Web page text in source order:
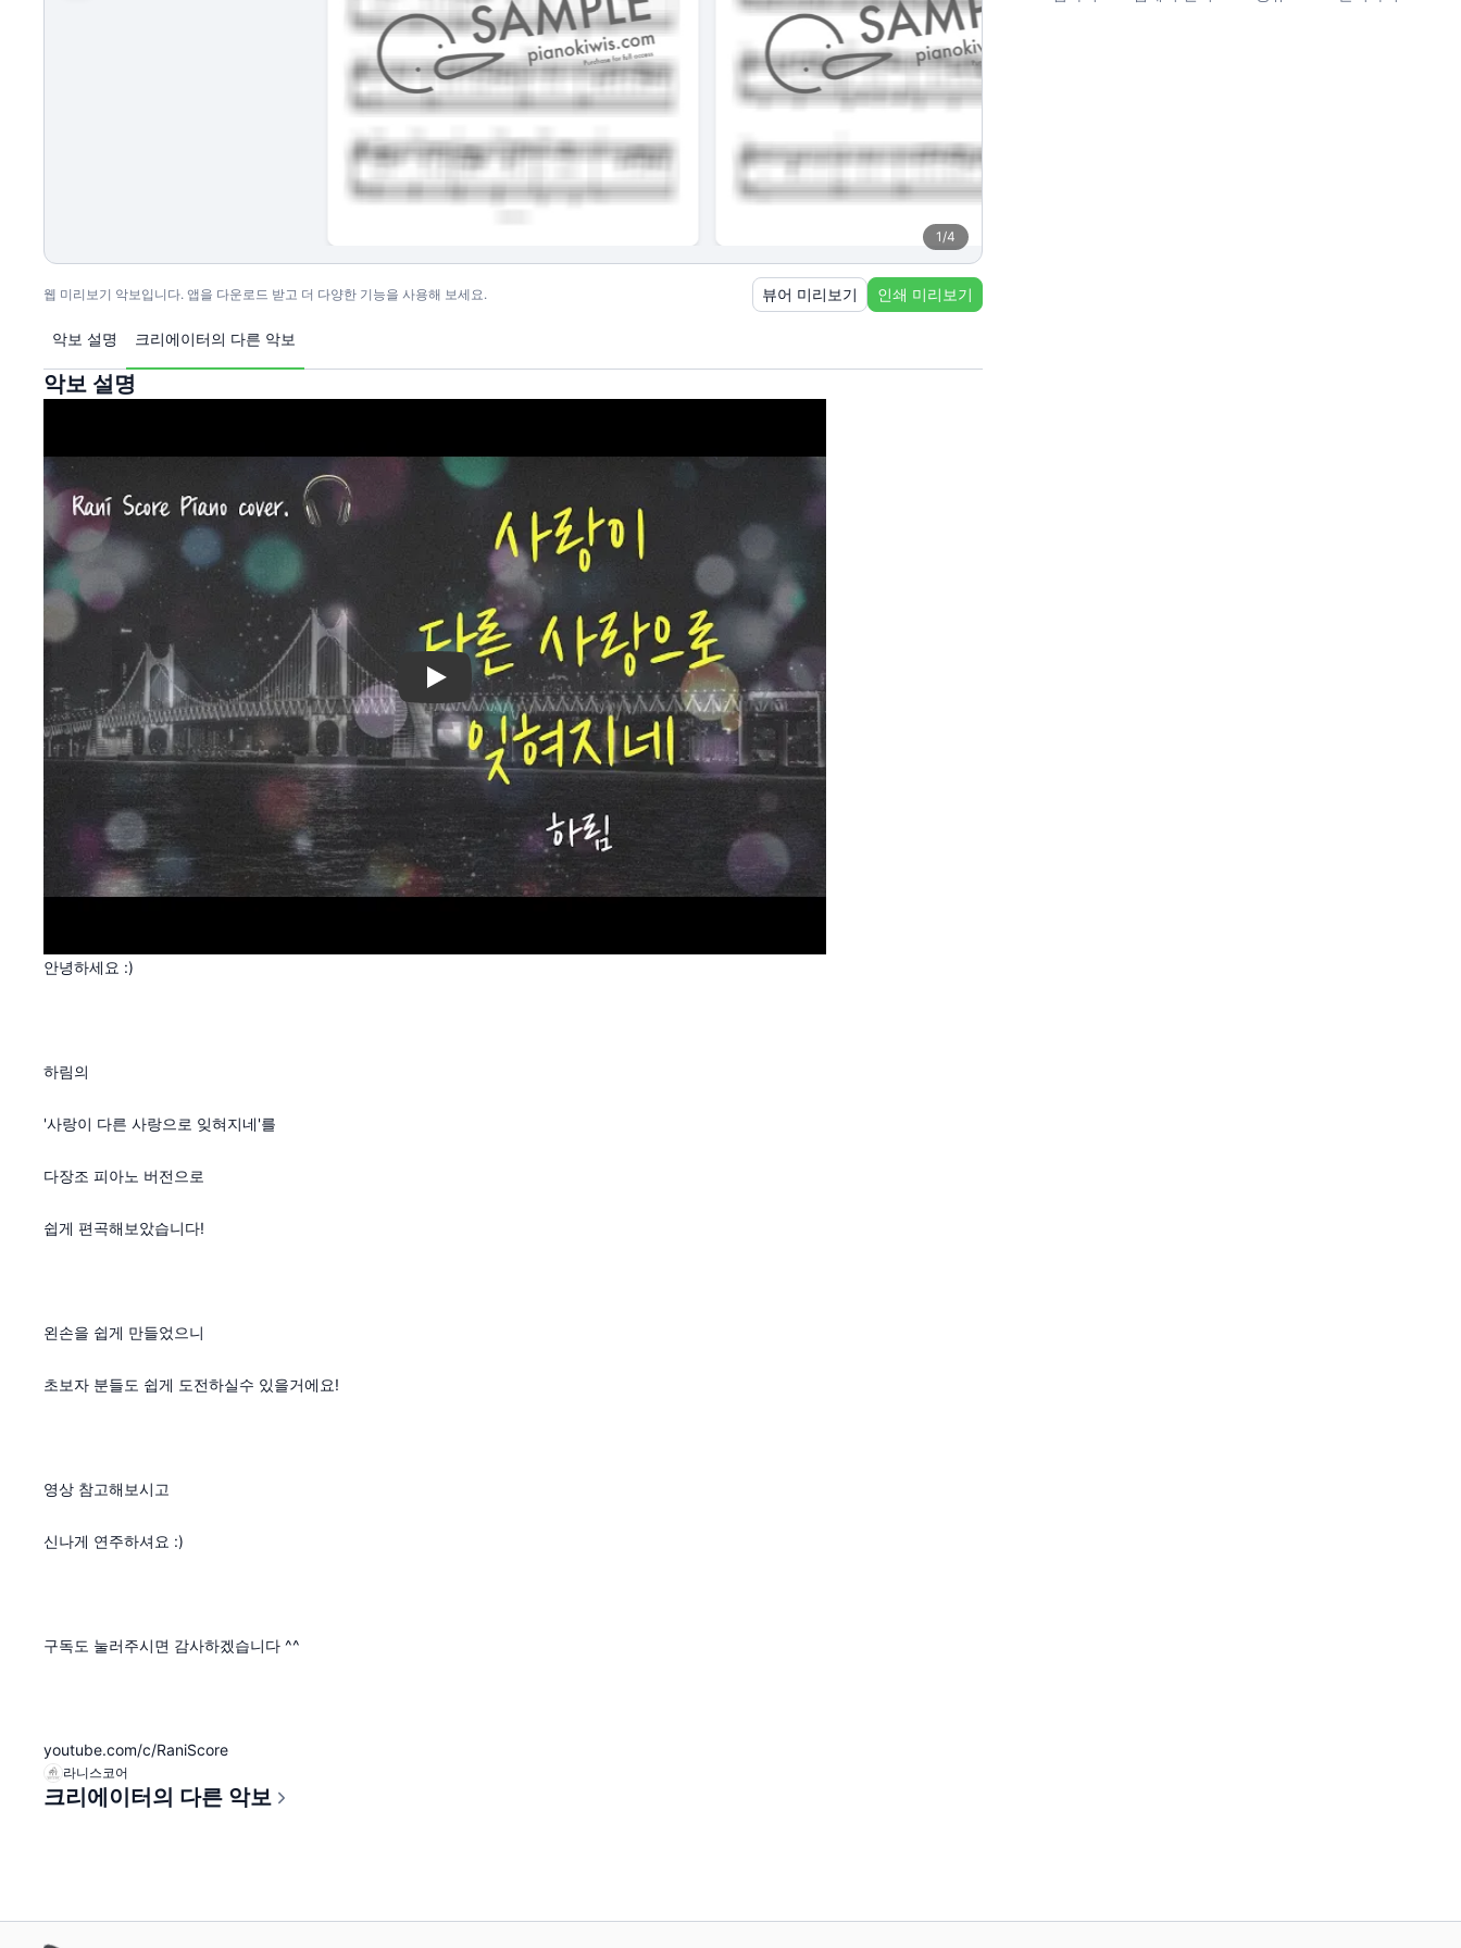
1/4
웹 미리보기 악보입니다. 앱을 다운로드 받고 더 다양한 기능을 사용해 보세요. 뷰어 미리보기 인쇄 미리보기
악보 설명 크리에이터의 다른 악보
악보 설명
Play
안녕하세요 :)
하림의
'사랑이 다른 사랑으로 잊혀지네'를
다장조 피아노 버전으로
쉽게 편곡해보았습니다!
왼손을 쉽게 만들었으니
초보자 분들도 쉽게 도전하실수 있을거에요!
영상 참고해보시고
신나게 연주하셔요 :)
구독도 눌러주시면 감사하겠습니다 ^^
youtube.com/c/RaniScore
라니스코어
크리에이터의 다른 악보